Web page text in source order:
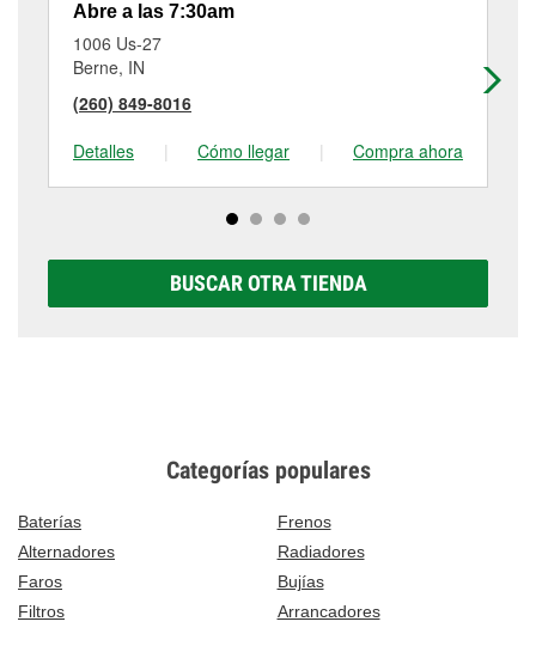
Abre a las 7:30am
1006 Us-27
Berne, IN
(260) 849-8016
Detalles
| Cómo llegar | Compra ahora
BUSCAR OTRA TIENDA
Categorías populares
Baterías
Frenos
Alternadores
Radiadores
Faros
Bujías
Filtros
Arrancadores